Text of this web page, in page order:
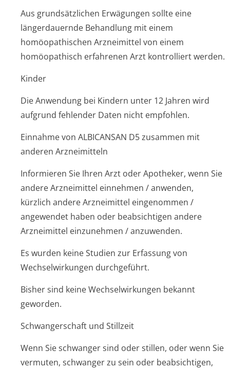
Aus grundsätzlichen Erwägungen sollte eine
längerdauernde Behandlung mit einem
homöopathischen Arzneimittel von einem
homöopathisch erfahrenen Arzt kontrolliert werden.
Kinder
Die Anwendung bei Kindern unter 12 Jahren wird
aufgrund fehlender Daten nicht empfohlen.
Einnahme von ALBICANSAN D5 zusammen mit
anderen Arzneimitteln
Informieren Sie Ihren Arzt oder Apotheker, wenn Sie
andere Arzneimittel einnehmen / anwenden,
kürzlich andere Arzneimittel eingenommen /
angewendet haben oder beabsichtigen andere
Arzneimittel einzunehmen / anzuwenden.
Es wurden keine Studien zur Erfassung von
Wechselwirkungen durchgeführt.
Bisher sind keine Wechselwirkungen bekannt
geworden.
Schwangerschaft und Stillzeit
Wenn Sie schwanger sind oder stillen, oder wenn Sie
vermuten, schwanger zu sein oder beabsichtigen,